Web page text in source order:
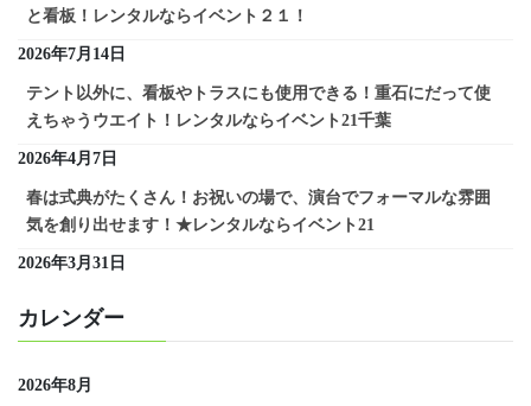
と看板！レンタルならイベント２１！
2026年7月14日
テント以外に、看板やトラスにも使用できる！重石にだって使
えちゃうウエイト！レンタルならイベント21千葉
2026年4月7日
春は式典がたくさん！お祝いの場で、演台でフォーマルな雰囲
気を創り出せます！★レンタルならイベント21
2026年3月31日
カレンダー
2026年8月